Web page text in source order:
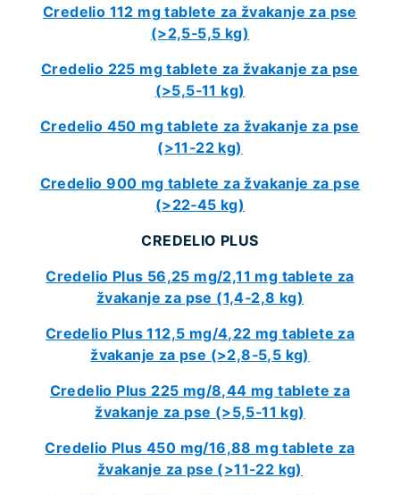
Credelio 112 mg tablete za žvakanje za pse
(>2,5‑5,5 kg)
Credelio 225 mg tablete za žvakanje za pse
(>5,5‑11 kg)
Credelio 450 mg tablete za žvakanje za pse
(>11‑22 kg)
Credelio 900 mg tablete za žvakanje za pse
(>22‑45 kg)
CREDELIO PLUS
Credelio Plus 56,25 mg/2,11 mg tablete za
žvakanje za pse (1,4‑2,8 kg)
Credelio Plus 112,5 mg/4,22 mg tablete za
žvakanje za pse (>2,8‑5,5 kg)
Credelio Plus 225 mg/8,44 mg tablete za
žvakanje za pse (>5,5‑11 kg)
Credelio Plus 450 mg/16,88 mg tablete za
žvakanje za pse (>11‑22 kg)